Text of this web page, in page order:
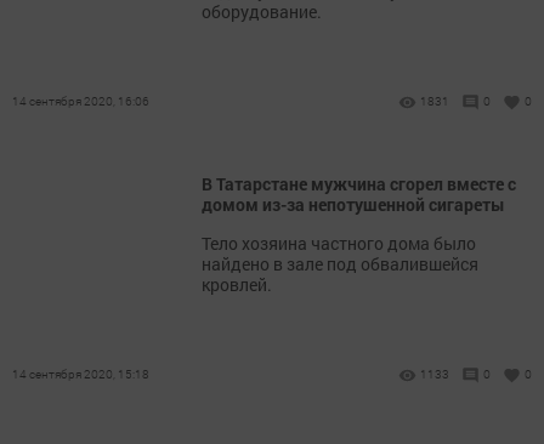
оборудование.
14 сентября 2020, 16:06 1831 0 0
В Татарстане мужчина сгорел вместе с
домом из-за непотушенной сигареты
Тело хозяина частного дома было
найдено в зале под обвалившейся
кровлей.
14 сентября 2020, 15:18 1133 0 0